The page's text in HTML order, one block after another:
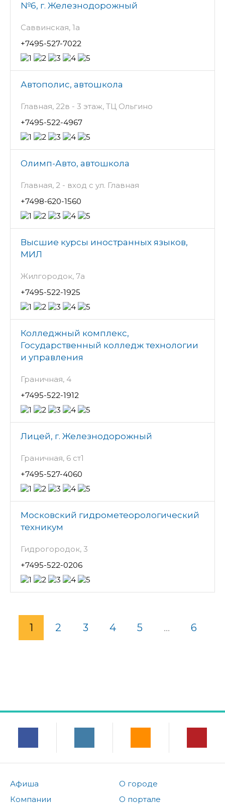
№6, г. Железнодорожный
Саввинская, 1а
+7495-527-7022
Автополис, автошкола
Главная, 22в - 3 этаж, ТЦ Ольгино
+7495-522-4967
Олимп-Авто, автошкола
Главная, 2 - вход с ул. Главная
+7498-620-1560
Высшие курсы иностранных языков,
МИЛ
Жилгородок, 7а
+7495-522-1925
Колледжный комплекс,
Государственный колледж технологии
и управления
Граничная, 4
+7495-522-1912
Лицей, г. Железнодорожный
Граничная, 6 ст1
+7495-527-4060
Московский гидрометеорологический
техникум
Гидрогородок, 3
+7495-522-0206
1 2 3 4 5 ... 6
Афиша
Компании
О городе
О портале